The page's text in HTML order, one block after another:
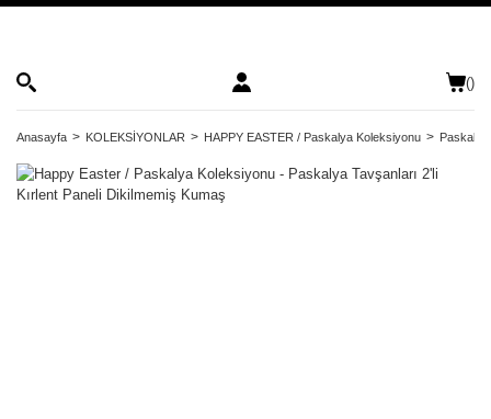
()
Anasayfa KOLEKSİYONLAR HAPPY EASTER / Paskalya Koleksiyonu Paskalya